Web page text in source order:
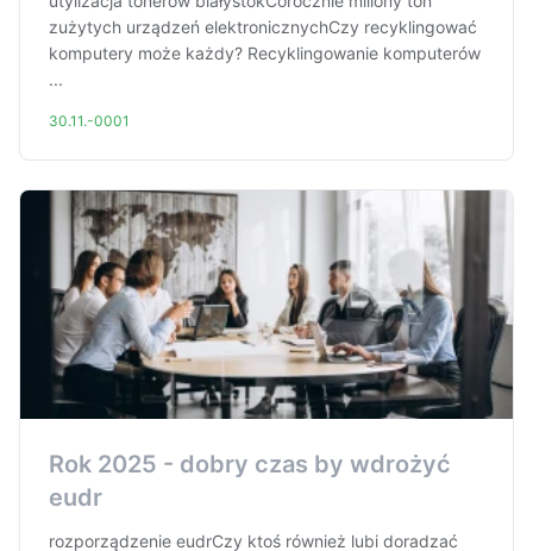
zużytych urządzeń elektronicznychCzy recyklingować
komputery może każdy? Recyklingowanie komputerów
...
30.11.-0001
Rok 2025 - dobry czas by wdrożyć
eudr
rozporządzenie eudrCzy ktoś również lubi doradzać